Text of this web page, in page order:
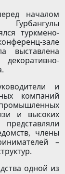
началом
туркмено-
зале
выставлена
и
компаний
и высоких
члены
–
одной из